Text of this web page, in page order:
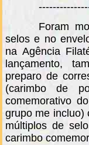
Foram
selos e no
na Agência
lançamento,
preparo de
(carimbo de
comemorativo
grupo me incluo)
múltiplos de
carimbo